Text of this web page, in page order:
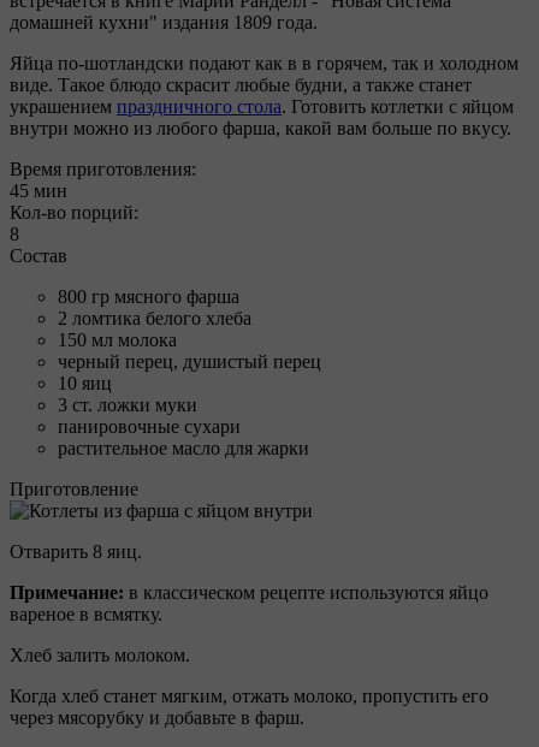
домашней кухни" издания 1809 года.
Яйца по-шотландски подают как в в горячем, так и холодном
виде. Такое блюдо скрасит любые будни, а также станет
украшением праздничного стола. Готовить котлетки с яйцом
внутри можно из любого фарша, какой вам больше по вкусу.
Время приготовления:
45 мин
Кол-во порций:
8
Состав
800 гр мясного фарша
2 ломтика белого хлеба
150 мл молока
черный перец, душистый перец
10 яиц
3 ст. ложки муки
панировочные сухари
растительное масло для жарки
Приготовление
Отварить 8 яиц.
Примечание: в классическом рецепте используются яйцо
вареное в всмятку.
Хлеб залить молоком.
Когда хлеб станет мягким, отжать молоко, пропустить его
через мясорубку и добавьте в фарш.